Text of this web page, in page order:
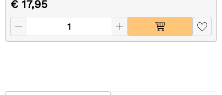
Qwiic. Ideal para projetos Arduino .
€ 17,95